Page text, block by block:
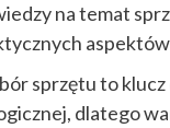
na temat
sprzętu to klucz
dlatego